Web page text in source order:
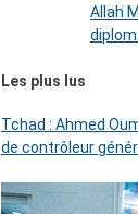
Allah
Les plus lus
Tchad : Ahmed
de contrôleur